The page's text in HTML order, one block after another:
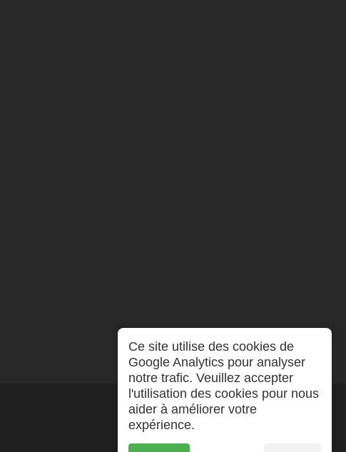
Ce site utilise des cookies de
Google Analytics pour analyser
notre trafic. Veuillez accepter
l'utilisation des cookies pour nous
aider à améliorer votre
expérience.